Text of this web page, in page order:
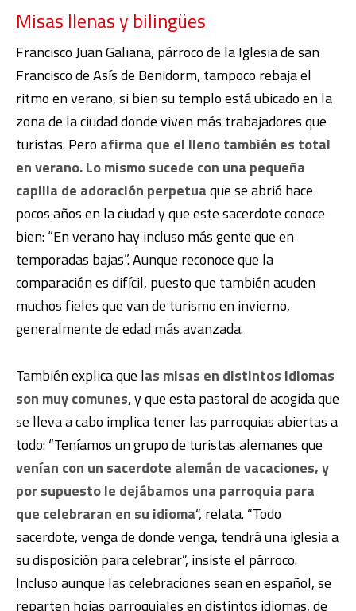
Misas llenas y bilingües
Francisco Juan Galiana, párroco de la Iglesia de san
Francisco de Asís de Benidorm, tampoco rebaja el
ritmo en verano, si bien su templo está ubicado en la
zona de la ciudad donde viven más trabajadores que
turistas. Pero afirma que el lleno también es total
en verano.Lo mismo sucede con una pequeña
capilla de adoración perpetuaque se abrió hace
pocos años en la ciudad y que este sacerdote conoce
bien: “En verano hay incluso más gente que en
temporadas bajas”. Aunque reconoce que la
comparación es difícil, puesto que también acuden
muchos fieles que van de turismo en invierno,
generalmente de edad más avanzada.
También explica que las misas en distintos idiomas
son muy comunes, y que esta pastoral de acogida que
se lleva a cabo implica tener las parroquias abiertas a
todo: “Teníamos un grupo de turistas alemanes que
venían con un sacerdote alemán de vacaciones, y
por supuesto le dejábamos una parroquia para
que celebraran en su idioma“, relata. “Todo
sacerdote, venga de donde venga, tendrá una iglesia a
su disposición para celebrar”, insiste el párroco.
Incluso aunque las celebraciones sean en español, se
reparten hojas parroquiales en distintos idiomas, de